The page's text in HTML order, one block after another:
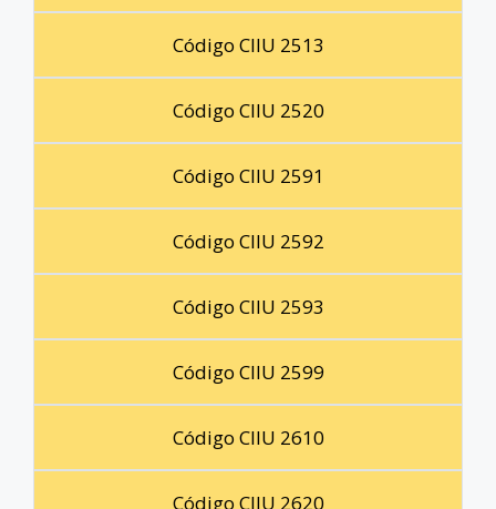
Código CIIU 2513
Código CIIU 2520
Código CIIU 2591
Código CIIU 2592
Código CIIU 2593
Código CIIU 2599
Código CIIU 2610
Código CIIU 2620